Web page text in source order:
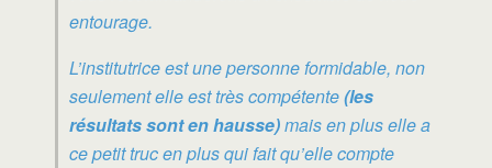
entourage.
L’institutrice est une personne formidable, non
seulement elle est très compétente(les
résultats sont en hausse)mais en plus elle a
ce petit truc en plus qui fait qu’elle compte